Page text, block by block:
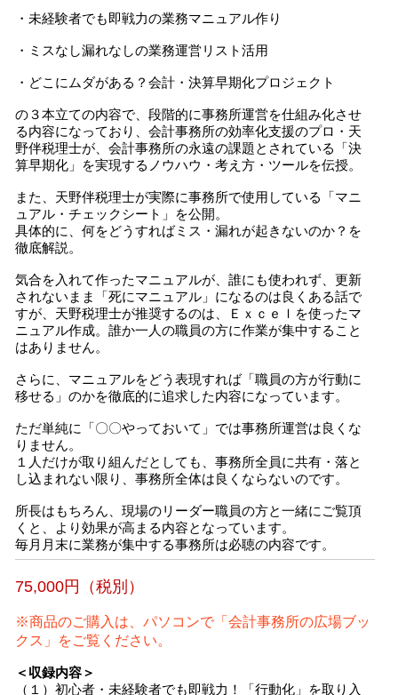
・未経験者でも即戦力の業務マニュアル作り
・ミスなし漏れなしの業務運営リスト活用
・どこにムダがある？会計・決算早期化プロジェクト
の３本立ての内容で、段階的に事務所運営を仕組み化させ
る内容になっており、会計事務所の効率化支援のプロ・天
野伴税理士が、会計事務所の永遠の課題とされている「決
算早期化」を実現するノウハウ・考え方・ツールを伝授。
また、天野伴税理士が実際に事務所で使用している「マニ
ュアル・チェックシート」を公開。
具体的に、何をどうすればミス・漏れが起きないのか？を
徹底解説。
気合を入れて作ったマニュアルが、誰にも使われず、更新
されないまま「死にマニュアル」になるのは良くある話で
すが、天野税理士が推奨するのは、Ｅｘｃｅｌを使ったマ
ニュアル作成。誰か一人の職員の方に作業が集中すること
はありません。
さらに、マニュアルをどう表現すれば「職員の方が行動に
移せる」のかを徹底的に追求した内容になっています。
ただ単純に「〇〇やっておいて」では事務所運営は良くな
りません。
１人だけが取り組んだとしても、事務所全員に共有・落と
し込まれない限り、事務所全体は良くならないのです。
所長はもちろん、現場のリーダー職員の方と一緒にご覧頂
くと、より効果が高まる内容となっています。
毎月月末に業務が集中する事務所は必聴の内容です。
75,000円（税別）
※商品のご購入は、パソコンで「会計事務所の広場ブッ
クス」をご覧ください。
＜収録内容＞
（１）初心者・未経験者でも即戦力！「行動化」を取り入